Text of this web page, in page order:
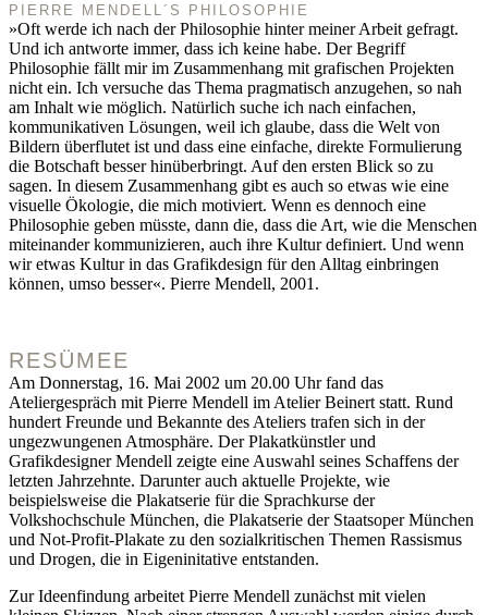
PIERRE MENDELL´S PHILOSOPHIE
»Oft werde ich nach der Philosophie hinter meiner Arbeit gefragt.
Und ich antworte immer, dass ich keine habe. Der Begriff
Philosophie fällt mir im Zusammenhang mit grafischen Projekten
nicht ein. Ich versuche das Thema pragmatisch anzugehen, so nah
am Inhalt wie möglich. Natürlich suche ich nach einfachen,
kommunikativen Lösungen, weil ich glaube, dass die Welt von
Bildern überflutet ist und dass eine einfache, direkte Formulierung
die Botschaft besser hinüberbringt. Auf den ersten Blick so zu
sagen. In diesem Zusammenhang gibt es auch so etwas wie eine
visuelle Ökologie, die mich motiviert. Wenn es dennoch eine
Philosophie geben müsste, dann die, dass die Art, wie die Menschen
miteinander kommunizieren, auch ihre Kultur definiert. Und wenn
wir etwas Kultur in das Grafikdesign für den Alltag einbringen
können, umso besser«. Pierre Mendell, 2001.
RESÜMEE
Am Donnerstag, 16. Mai 2002 um 20.00 Uhr fand das
Ateliergespräch mit Pierre Mendell im Atelier Beinert statt. Rund
hundert Freunde und Bekannte des Ateliers trafen sich in der
ungezwungenen Atmosphäre. Der Plakatkünstler und
Grafikdesigner Mendell zeigte eine Auswahl seines Schaffens der
letzten Jahrzehnte. Darunter auch aktuelle Projekte, wie
beispielsweise die Plakatserie für die Sprachkurse der
Volkshochschule München, die Plakatserie der Staatsoper München
und Not-Profit-Plakate zu den sozialkritischen Themen Rassismus
und Drogen, die in Eigeninitative entstanden.
Zur Ideenfindung arbeitet Pierre Mendell zunächst mit vielen